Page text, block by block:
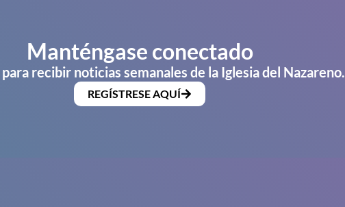
Manténgase conectado
recibir noticias semanales de la Iglesia del Nazareno.
REGÍSTRESE AQUÍ